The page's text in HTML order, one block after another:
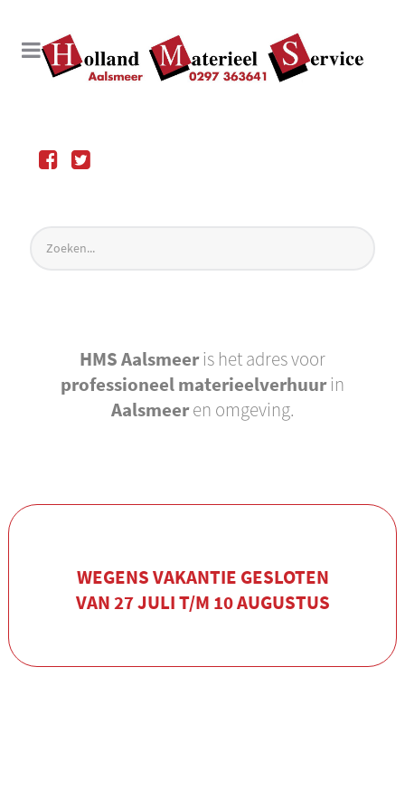
HMS Aalsmeeris het adres voor
professioneel materieelverhuurin
Aalsmeeren omgeving.
WEGENS VAKANTIE GESLOTEN
VAN 27 JULI T/M 10 AUGUSTUS